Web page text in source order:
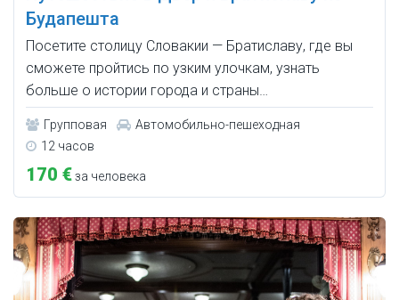
Будапешта
Посетите столицу Словакии — Братиславу, где вы
сможете пройтись по узким улочкам, узнать
больше о истории города и страны…
Групповая
Автомобильно-пешеходная
12 часов
170 €за человека